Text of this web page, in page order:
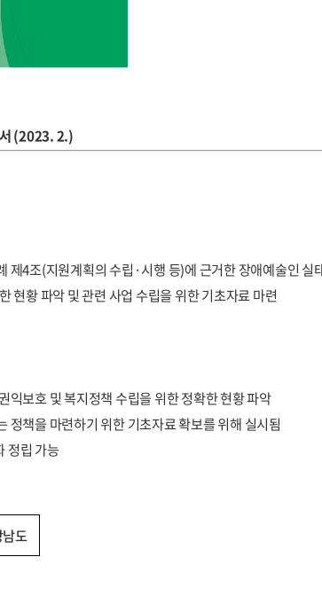
(2023. 2.)
4조(지원계획의 수립·시행 등)에 근거한 장애예술인 실
현황 파악 및 관련 사업 수립을 위한 기초자료 마련
보호 및 복지정책 수립을 위한 정확한 현황 파악
책을 마련하기 위한 기초자료 확보를 위해 실시됨
정립 가능
도